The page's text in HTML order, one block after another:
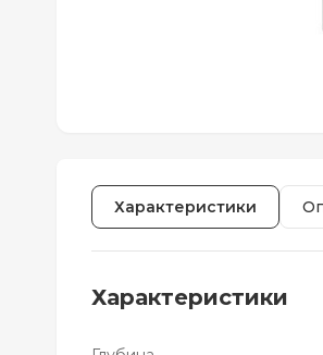
Характеристики
Характеристики